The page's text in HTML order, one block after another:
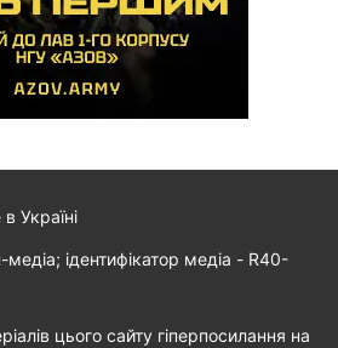
Україні
ідентифікатор медіа - R40-
цього сайту гіперпосилання на